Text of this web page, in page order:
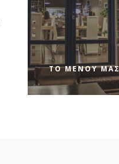
TΟ ΜΕΝΟΎ ΜΑΣ